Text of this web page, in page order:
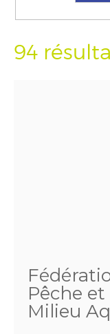
94
Pêche
Milieu